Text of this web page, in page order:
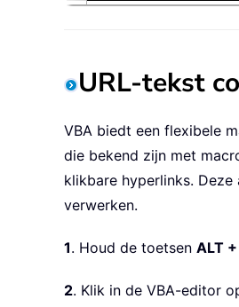
URL-tekst
VBA biedt een flexibele
die bekend zijn met
klikbare hyperlinks.
verwerken.
1. Houd de toetsen ALT +
2. Klik in de VBA-editor